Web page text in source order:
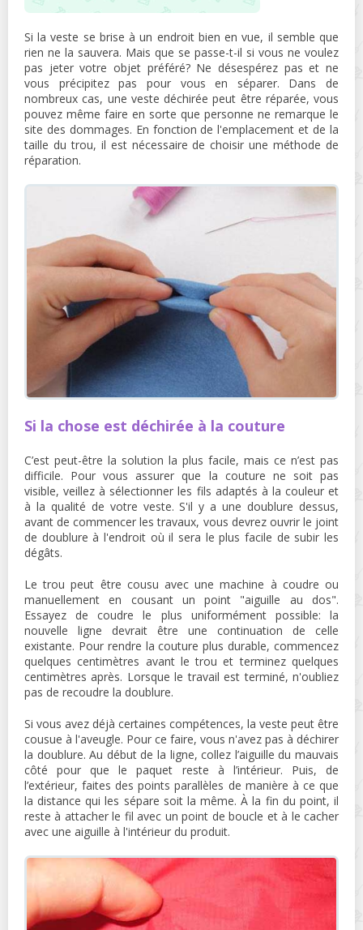
Si la veste se brise à un endroit bien en vue, il semble que
rien ne la sauvera. Mais que se passe-t-il si vous ne voulez
pas jeter votre objet préféré? Ne désespérez pas et ne
vous précipitez pas pour vous en séparer. Dans de
nombreux cas, une veste déchirée peut être réparée, vous
pouvez même faire en sorte que personne ne remarque le
site des dommages. En fonction de l'emplacement et de la
taille du trou, il est nécessaire de choisir une méthode de
réparation.
Si la chose est déchirée à la couture
C’est peut-être la solution la plus facile, mais ce n’est pas
difficile. Pour vous assurer que la couture ne soit pas
visible, veillez à sélectionner les fils adaptés à la couleur et
à la qualité de votre veste. S'il y a une doublure dessus,
avant de commencer les travaux, vous devrez ouvrir le joint
de doublure à l'endroit où il sera le plus facile de subir les
dégâts.
Le trou peut être cousu avec une machine à coudre ou
manuellement en cousant un point "aiguille au dos".
Essayez de coudre le plus uniformément possible: la
nouvelle ligne devrait être une continuation de celle
existante. Pour rendre la couture plus durable, commencez
quelques centimètres avant le trou et terminez quelques
centimètres après. Lorsque le travail est terminé, n'oubliez
pas de recoudre la doublure.
Si vous avez déjà certaines compétences, la veste peut être
cousue à l'aveugle. Pour ce faire, vous n'avez pas à déchirer
la doublure. Au début de la ligne, collez l’aiguille du mauvais
côté pour que le paquet reste à l’intérieur. Puis, de
l’extérieur, faites des points parallèles de manière à ce que
la distance qui les sépare soit la même. À la fin du point, il
reste à attacher le fil avec un point de boucle et à le cacher
avec une aiguille à l'intérieur du produit.